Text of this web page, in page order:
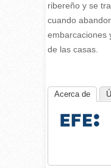
ribereño y se
cuando
embarcaciones
de las casas.
Acerca de